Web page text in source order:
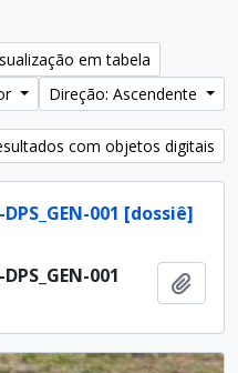
em tabela
Direção: Ascendente
com objetos digitais
DPS_GEN-001 [dossiê]
001